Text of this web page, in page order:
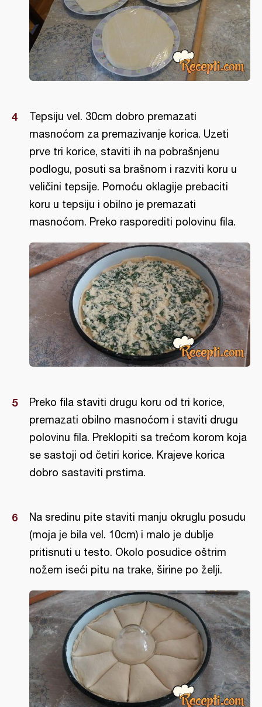
Tepsiju vel. 30cm dobro premazati
masnoćom za premazivanje korica. Uzeti
prve tri korice, staviti ih na pobrašnjenu
podlogu, posuti sa brašnom i razviti koru u
veličini tepsije. Pomoću oklagije prebaciti
koru u tepsiju i obilno je premazati
masnoćom. Preko rasporediti polovinu fila.
Preko fila staviti drugu koru od tri korice,
premazati obilno masnoćom i staviti drugu
polovinu fila. Preklopiti sa trećom korom koja
se sastoji od četiri korice. Krajeve korica
dobro sastaviti prstima.
Na sredinu pite staviti manju okruglu posudu
(moja je bila vel. 10cm) i malo je dublje
pritisnuti u testo. Okolo posudice oštrim
nožem iseći pitu na trake, širine po želji.